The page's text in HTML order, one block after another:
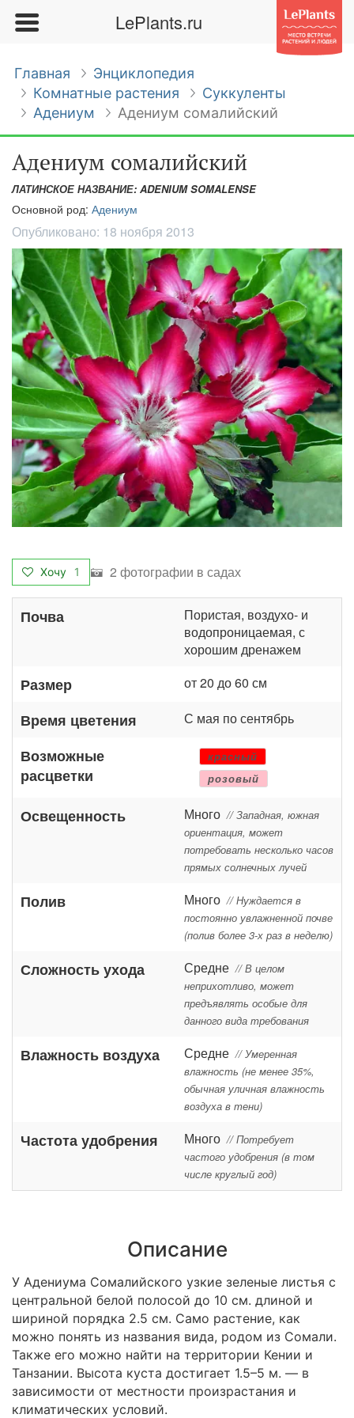
LePlants.ru
Главная
Энциклопедия
Комнатные растения
Суккуленты
Адениум
Адениум сомалийский
Адениум сомалийский
ЛАТИНСКОЕ НАЗВАНИЕ: ADENIUM SOMALENSE
Основной род: Адениум
Опубликовано: 18 ноября 2013
Хочу 1 2 фотографии в садах
Почва
Пористая, воздухо- и
водопроницаемая, с
хорошим дренажем
Размер от 20 до 60 см
Время цветения С мая по сентябрь
Возможные
расцветки
красный
розовый
Освещенность Много // Западная, южная
ориентация, может
потребовать несколько часов
прямых солнечных лучей
Полив Много // Нуждается в
постоянно увлажненной почве
(полив более 3-х раз в неделю)
Сложность ухода Средне // В целом
неприхотливо, может
предъявлять особые для
данного вида требования
Влажность воздуха Средне // Умеренная
влажность (не менее 35%,
обычная уличная влажность
воздуха в тени)
Частота удобрения Много // Потребует
частого удобрения (в том
числе круглый год)
Описание
У Адениума Сомалийского узкие зеленые листья с
центральной белой полосой до 10 см. длиной и
шириной порядка 2.5 см. Само растение, как
можно понять из названия вида, родом из Сомали.
Также его можно найти на территории Кении и
Танзании. Высота куста достигает 1.5–5 м. — в
зависимости от местности произрастания и
климатических условий.